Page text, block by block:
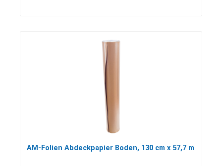
AM-Folien Abdeckpapier Boden, 130 cm x 57,7 m